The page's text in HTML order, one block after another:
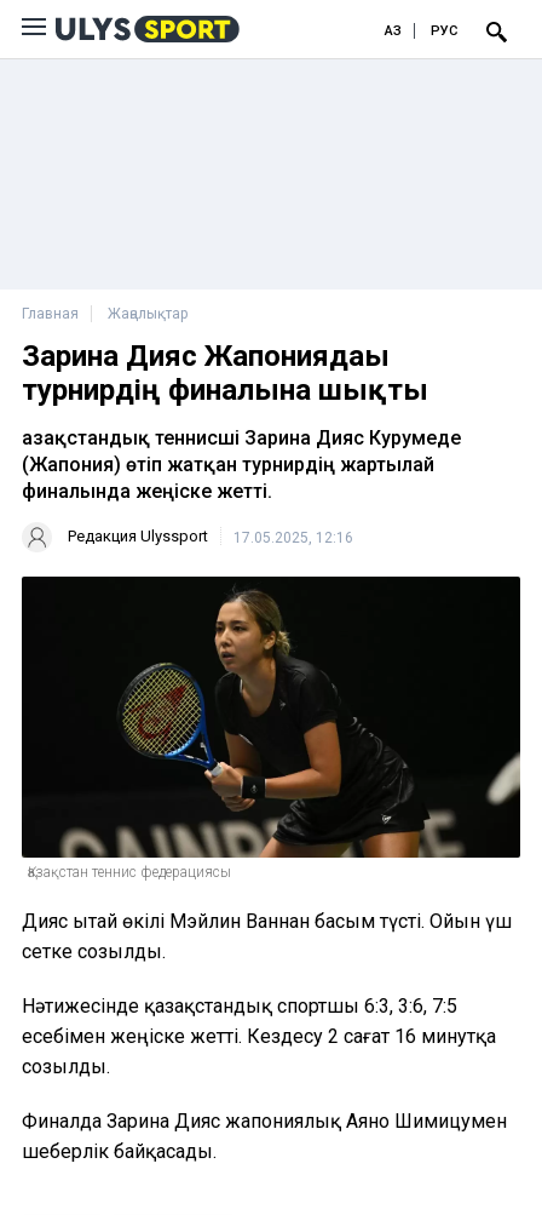
ҚАЗ РУС
Главная Жаңалықтар
Зарина Дияс Жапониядағы
турнирдің финалына шықты
Қазақстандық теннисші Зарина Дияс Курумеде
(Жапония) өтіп жатқан турнирдің жартылай
финалында жеңіске жетті.
Редакция Ulyssport 17.05.2025, 12:16
Қазақстан теннис федерациясы
Дияс Қытай өкілі Мэйлин Ваннан басым түсті. Ойын үш
сетке созылды.
Нәтижесінде қазақстандық спортшы 6:3, 3:6, 7:5
есебімен жеңіске жетті. Кездесу 2 сағат 16 минутқа
созылды.
Финалда Зарина Дияс жапониялық Аяно Шимицумен
шеберлік байқасады.